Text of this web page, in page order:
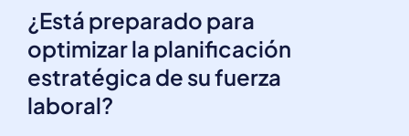
¿Está preparado para
optimizar la planificación
estratégica de su fuerza
laboral?